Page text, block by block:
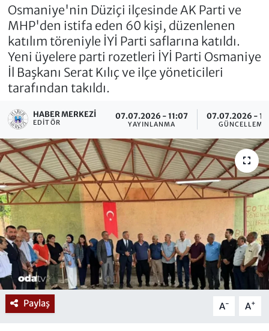
Osmaniye'nin Düziçi ilçesinde AK Parti ve
MHP'den istifa eden 60 kişi, düzenlenen
katılım töreniyle İYİ Parti saflarına katıldı.
Yeni üyelere parti rozetleri İYİ Parti Osmaniye
İl Başkanı Serat Kılıç ve ilçe yöneticileri
tarafından takıldı.
HABER MERKEZI
EDITÖR
07.07.2026 - 11:07
YAYINLANMA
07.07.2026 -
GÜNCELLEME
Paylaş A- A+